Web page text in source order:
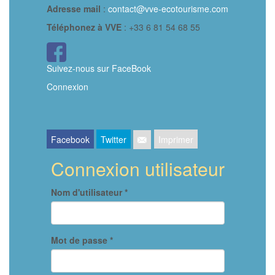
Adresse mail : contact@vve-ecotourisme.com
Téléphonez à VVE : +33 6 81 54 68 55
Icône
FaceBook
Suivez-nous sur FaceBook
Connexion
Facebook Twitter Imprimer
Connexion utilisateur
Nom d'utilisateur *
Mot de passe *